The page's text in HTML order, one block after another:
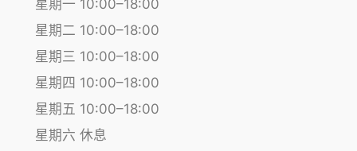
星期一 10:00–18:00
星期二 10:00–18:00
星期三 10:00–18:00
星期四 10:00–18:00
星期五 10:00–18:00
星期六 休息